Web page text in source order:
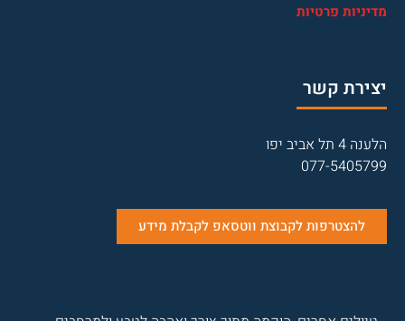
מדיניות פרטיות
יצירת קשר
הלענה 4 תל אביב יפו
077-5405799
להצטרפות לקבוצת ווטסאפ לקבלת מידע